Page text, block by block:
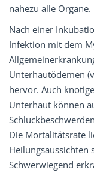
nahezu alle Organe.
Nach einer
Infektion mit dem
Unterhautödemen
hervor. Auch
Unterhaut können
Die Mortalitätsrate
Heilungsaussichten
Schwerwiegend